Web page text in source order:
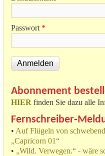
Passwort *
Abonnement
HIER finden Sie dazu alle
Fernschreiber-
• Auf Flügeln von
„Capricorn 01“
• „Wild. Verwegen.“ - wäre